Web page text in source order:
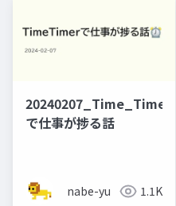
20240207_Time_Timer
で仕事が捗る話
nabe-yu 1.1K